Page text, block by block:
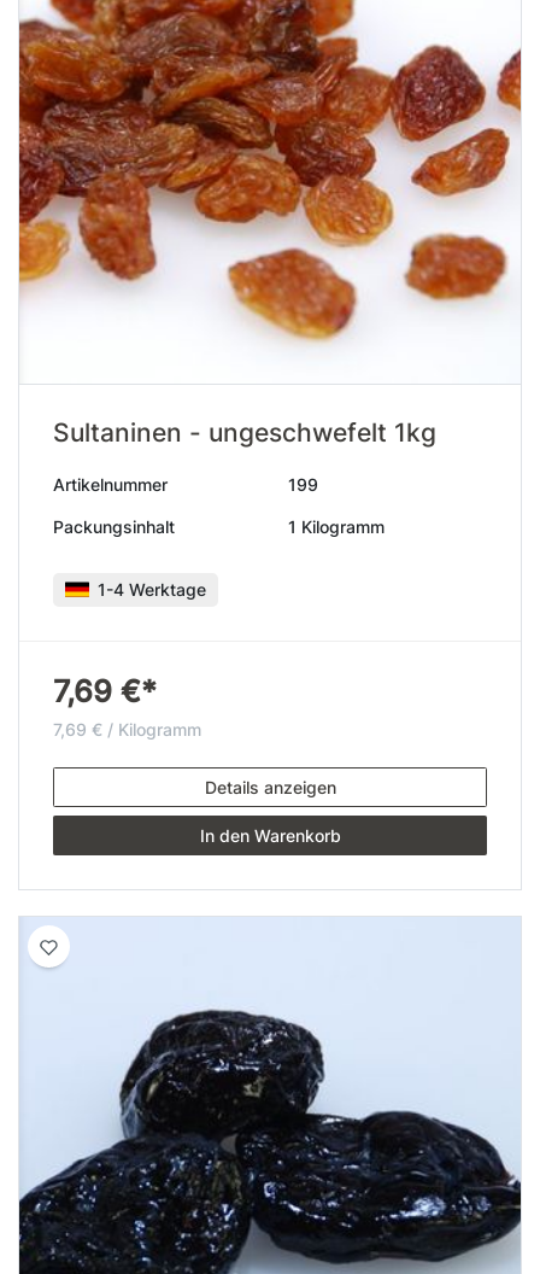
Sultaninen - ungeschwefelt 1kg
Artikelnummer 199
Packungsinhalt 1 Kilogramm
1-4 Werktage
7,69 €*
7,69 € / Kilogramm
Details anzeigen
In den Warenkorb